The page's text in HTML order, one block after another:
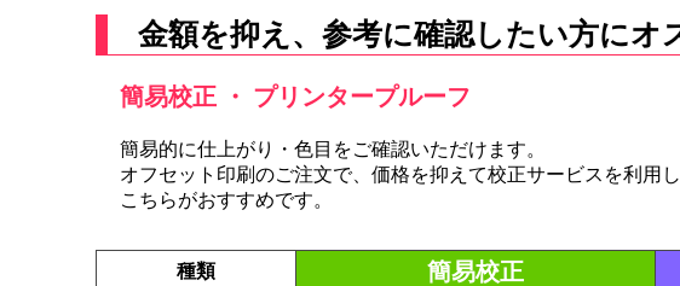
金額を抑え、参考に確認したい方にオ
簡易校正 ・ プリンタープルーフ
簡易的に仕上がり・色目をご確認いただけます。
オフセット印刷のご注文で、価格を抑えて校正サービスを利用
こちらがおすすめです。
種類 簡易校正